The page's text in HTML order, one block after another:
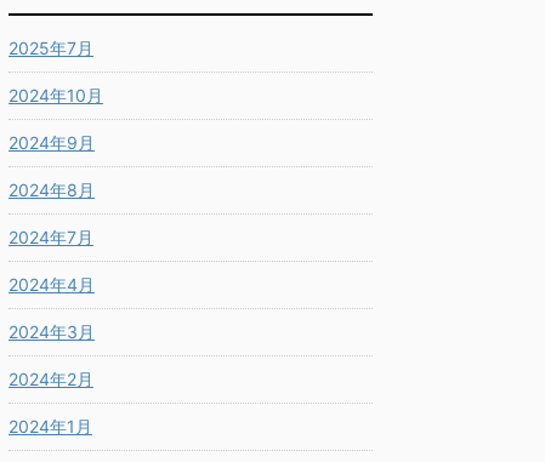
2025年7月
2024年10月
2024年9月
2024年8月
2024年7月
2024年4月
2024年3月
2024年2月
2024年1月